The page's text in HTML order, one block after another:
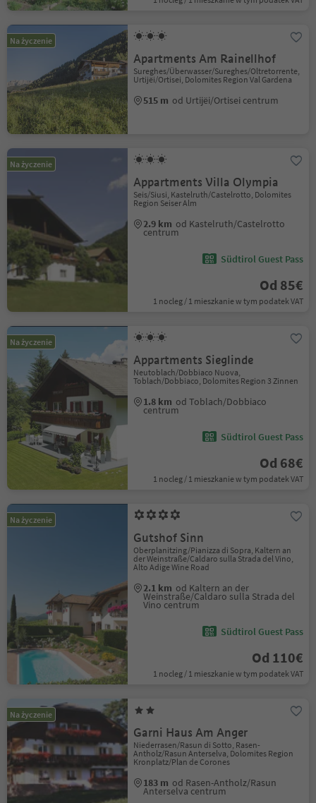
Na życzenie
Apartments Am Rainellhof
Sureghes/Überwasser/Sureghes/Oltretorrente,
Urtijëi/Ortisei, Dolomites Region Val Gardena
515 m od Urtijëi/Ortisei centrum
Na życzenie
Appartments Villa Olympia
Seis/Siusi, Kastelruth/Castelrotto, Dolomites
Region Seiser Alm
2.9 km od Kastelruth/Castelrotto
centrum
Südtirol Guest Pass
Od 85€
1 nocleg / 1 mieszkanie w tym podatek VAT
Na życzenie
Appartments Sieglinde
Neutoblach/Dobbiaco Nuova,
Toblach/Dobbiaco, Dolomites Region 3 Zinnen
1.8 km od Toblach/Dobbiaco
centrum
Südtirol Guest Pass
Od 68€
1 nocleg / 1 mieszkanie w tym podatek VAT
Na życzenie
Gutshof Sinn
Oberplanitzing/Pianizza di Sopra, Kaltern an
der Weinstraße/Caldaro sulla Strada del Vino,
Alto Adige Wine Road
2.1 km od Kaltern an der
Weinstraße/Caldaro sulla Strada del
Vino centrum
Südtirol Guest Pass
Od 110€
1 nocleg / 1 mieszkanie w tym podatek VAT
Na życzenie
Garni Haus Am Anger
Niederrasen/Rasun di Sotto, Rasen-
Antholz/Rasun Anterselva, Dolomites Region
Kronplatz/Plan de Corones
183 m od Rasen-Antholz/Rasun
Anterselva centrum